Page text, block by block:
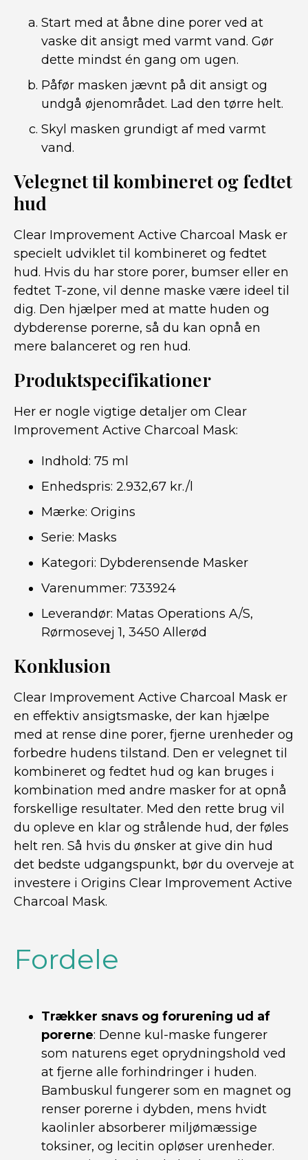
Start med at åbne dine porer ved at
vaske dit ansigt med varmt vand. Gør
dette mindst én gang om ugen.
Påfør masken jævnt på dit ansigt og
undgå øjenområdet. Lad den tørre helt.
Skyl masken grundigt af med varmt
vand.
Velegnet til kombineret og fedtet
hud
Clear Improvement Active Charcoal Mask er
specielt udviklet til kombineret og fedtet
hud. Hvis du har store porer, bumser eller en
fedtet T-zone, vil denne maske være ideel til
dig. Den hjælper med at matte huden og
dybderense porerne, så du kan opnå en
mere balanceret og ren hud.
Produktspecifikationer
Her er nogle vigtige detaljer om Clear
Improvement Active Charcoal Mask:
Indhold: 75 ml
Enhedspris: 2.932,67 kr./l
Mærke: Origins
Serie: Masks
Kategori: Dybderensende Masker
Varenummer: 733924
Leverandør: Matas Operations A/S,
Rørmosevej 1, 3450 Allerød
Konklusion
Clear Improvement Active Charcoal Mask er
en effektiv ansigtsmaske, der kan hjælpe
med at rense dine porer, fjerne urenheder og
forbedre hudens tilstand. Den er velegnet til
kombineret og fedtet hud og kan bruges i
kombination med andre masker for at opnå
forskellige resultater. Med den rette brug vil
du opleve en klar og strålende hud, der føles
helt ren. Så hvis du ønsker at give din hud
det bedste udgangspunkt, bør du overveje at
investere i Origins Clear Improvement Active
Charcoal Mask.
Fordele
Trækker snavs og forurening ud af
porerne: Denne kul-maske fungerer
som naturens eget oprydningshold ved
at fjerne alle forhindringer i huden.
Bambuskul fungerer som en magnet og
renser porerne i dybden, mens hvidt
kaolinler absorberer miljømæssige
toksiner, og lecitin opløser urenheder.